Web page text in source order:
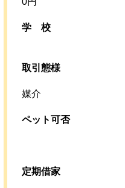
学校
取引態様
媒介
ペット可否
定期借家